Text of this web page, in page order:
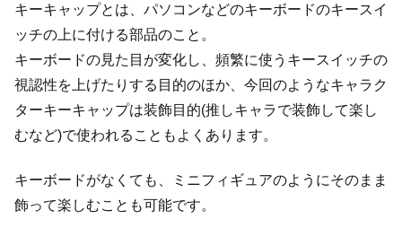
キーキャップとは、パソコンなどのキーボードのキースイ
ッチの上に付ける部品のこと。
キーボードの見た目が変化し、頻繁に使うキースイッチの
視認性を上げたりする目的のほか、今回のようなキャラク
ターキーキャップは装飾目的(推しキャラで装飾して楽し
むなど)で使われることもよくあります。
キーボードがなくても、ミニフィギュアのようにそのまま
飾って楽しむことも可能です。